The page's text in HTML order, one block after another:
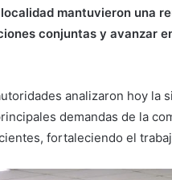
mantuvieron una
conjuntas y avanzar
analizaron hoy la
demandas de la
fortaleciendo el